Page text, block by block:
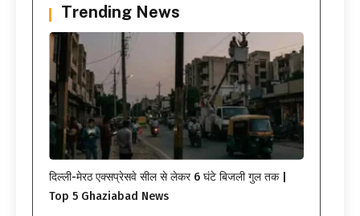
Trending News
दिल्ली-मेरठ एक्सप्रेसवे सील से लेकर 6 घंटे बिजली गुल तक |
Top 5 Ghaziabad News